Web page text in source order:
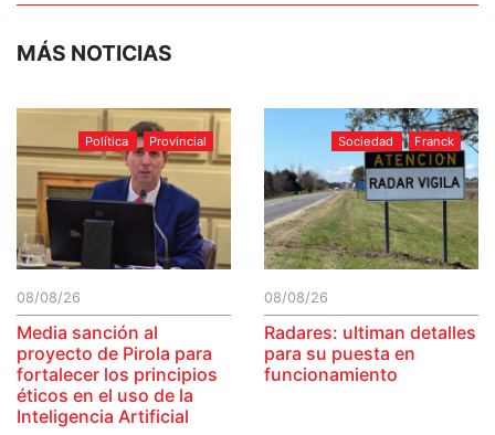
MÁS NOTICIAS
Política Provincial
08/08/26
Media sanción al
proyecto de Pirola para
fortalecer los principios
éticos en el uso de la
Inteligencia Artificial
Sociedad Franck
08/08/26
Radares: ultiman detalles
para su puesta en
funcionamiento